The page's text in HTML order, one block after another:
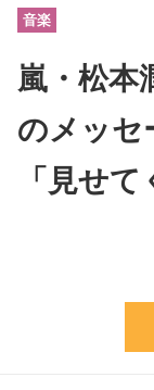
のヒント
音楽
嵐・松本
のメッセ
「見せ